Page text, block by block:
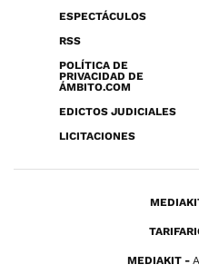
ESPECTÁCULOS
RSS
POLÍTICA DE
PRIVACIDAD DE
ÁMBITO.COM
EDICTOS JUDICIALES
LICITACIONES
MEDIAKIT